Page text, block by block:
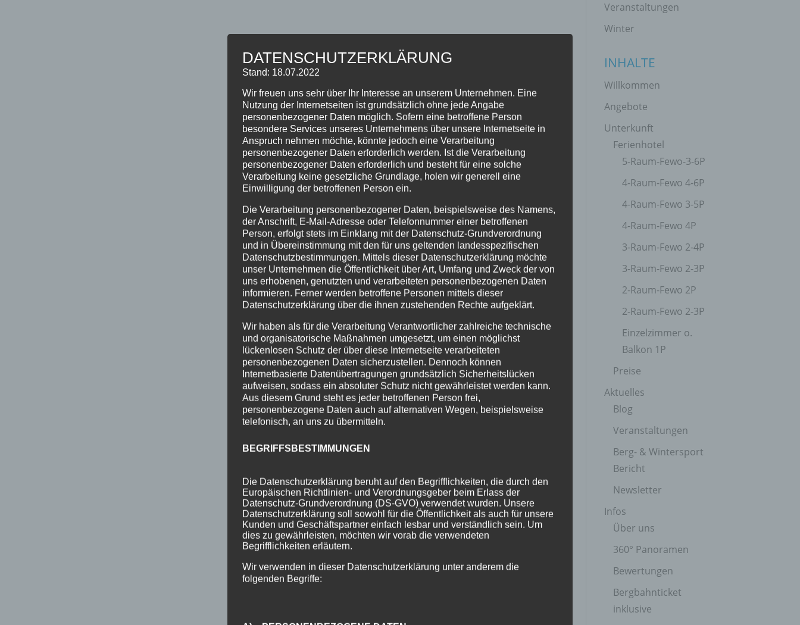
Veranstaltungen
Winter
INHALTE
Willkommen
Angebote
Unterkunft
Ferienhotel
5-Raum-Fewo-3-6P
4-Raum-Fewo 4-6P
4-Raum-Fewo 3-5P
4-Raum-Fewo 4P
3-Raum-Fewo 2-4P
3-Raum-Fewo 2-3P
2-Raum-Fewo 2P
2-Raum-Fewo 2-3P
Einzelzimmer o.
Balkon 1P
Preise
Aktuelles
Blog
Veranstaltungen
Berg- & Wintersport
Bericht
Newsletter
Infos
Über uns
360° Panoramen
Bewertungen
Bergbahnticket
inklusive
DATENSCHUTZERKLÄRUNG
Stand: 18.07.2022
Wir freuen uns sehr über Ihr Interesse an unserem Unternehmen. Eine
Nutzung der Internetseiten ist grundsätzlich ohne jede Angabe
personenbezogener Daten möglich. Sofern eine betroffene Person
besondere Services unseres Unternehmens über unsere Internetseite in
Anspruch nehmen möchte, könnte jedoch eine Verarbeitung
personenbezogener Daten erforderlich werden. Ist die Verarbeitung
personenbezogener Daten erforderlich und besteht für eine solche
Verarbeitung keine gesetzliche Grundlage, holen wir generell eine
Einwilligung der betroffenen Person ein.
Die Verarbeitung personenbezogener Daten, beispielsweise des Namens,
der Anschrift, E-Mail-Adresse oder Telefonnummer einer betroffenen
Person, erfolgt stets im Einklang mit der Datenschutz-Grundverordnung
und in Übereinstimmung mit den für uns geltenden landesspezifischen
Datenschutzbestimmungen. Mittels dieser Datenschutzerklärung möchte
unser Unternehmen die Öffentlichkeit über Art, Umfang und Zweck der von
uns erhobenen, genutzten und verarbeiteten personenbezogenen Daten
informieren. Ferner werden betroffene Personen mittels dieser
Datenschutzerklärung über die ihnen zustehenden Rechte aufgeklärt.
Wir haben als für die Verarbeitung Verantwortlicher zahlreiche technische
und organisatorische Maßnahmen umgesetzt, um einen möglichst
lückenlosen Schutz der über diese Internetseite verarbeiteten
personenbezogenen Daten sicherzustellen. Dennoch können
Internetbasierte Datenübertragungen grundsätzlich Sicherheitslücken
aufweisen, sodass ein absoluter Schutz nicht gewährleistet werden kann.
Aus diesem Grund steht es jeder betroffenen Person frei,
personenbezogene Daten auch auf alternativen Wegen, beispielsweise
telefonisch, an uns zu übermitteln.
BEGRIFFSBESTIMMUNGEN
Die Datenschutzerklärung beruht auf den Begrifflichkeiten, die durch den
Europäischen Richtlinien- und Verordnungsgeber beim Erlass der
Datenschutz-Grundverordnung (DS-GVO) verwendet wurden. Unsere
Datenschutzerklärung soll sowohl für die Öffentlichkeit als auch für unsere
Kunden und Geschäftspartner einfach lesbar und verständlich sein. Um
dies zu gewährleisten, möchten wir vorab die verwendeten
Begrifflichkeiten erläutern.
Wir verwenden in dieser Datenschutzerklärung unter anderem die
folgenden Begriffe: